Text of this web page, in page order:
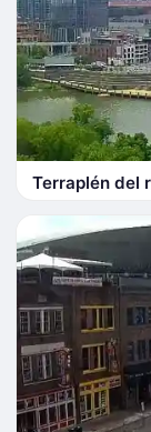
Terraplén del